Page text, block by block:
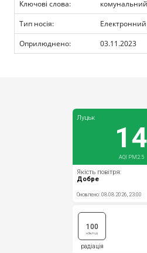
Ключові слова:
Тип носія:
Оприлюднено:
03.11.2023